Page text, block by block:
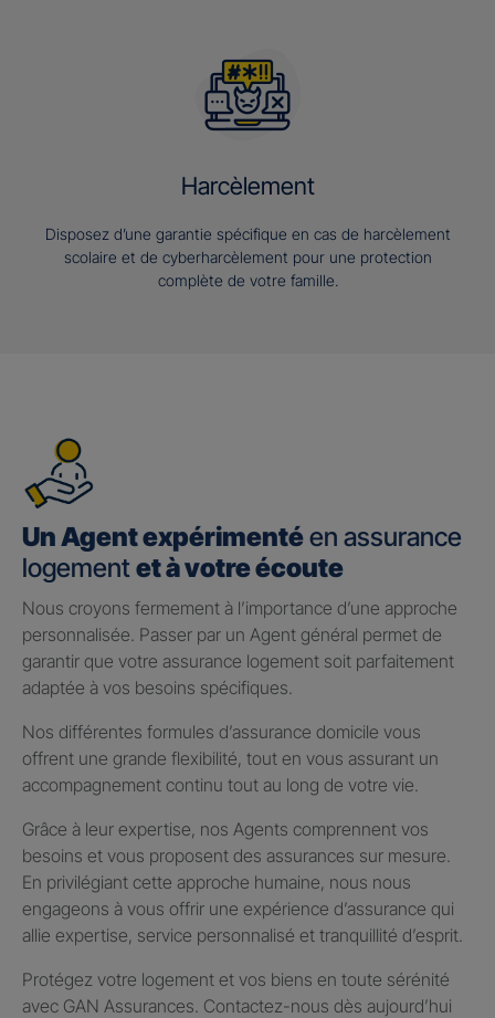
Harcèlement
Disposez d’une garantie spécifique en cas de harcèlement
scolaire et de cyberharcèlement pour une protection
complète de votre famille.
Un Agent expérimentéen assurance
logement et à votre écoute
Nous croyons fermement à l’importance d’une approche
personnalisée. Passer par un Agent général permet de
garantir que votre assurance logement soit parfaitement
adaptée à vos besoins spécifiques.
Nos différentes formules d’assurance domicile vous
offrent une grande flexibilité, tout en vous assurant un
accompagnement continu tout au long de votre vie.
Grâce à leur expertise, nos Agents comprennent vos
besoins et vous proposent des assurances sur mesure.
En privilégiant cette approche humaine, nous nous
engageons à vous offrir une expérience d’assurance qui
allie expertise, service personnalisé et tranquillité d’esprit.
Protégez votre logement et vos biens en toute sérénité
avec GAN Assurances. Contactez-nous dès aujourd’hui